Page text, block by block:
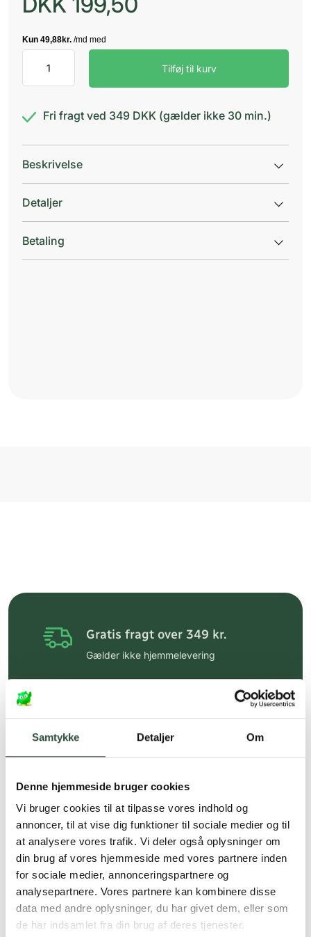
Samtykke Detaljer Om
Denne hjemmeside bruger cookies
Vi bruger cookies til at tilpasse vores indhold og
annoncer, til at vise dig funktioner til sociale medier og til
at analysere vores trafik. Vi deler også oplysninger om
din brug af vores hjemmeside med vores partnere inden
for sociale medier, annonceringspartnere og
analysepartnere. Vores partnere kan kombinere disse
data med andre oplysninger, du har givet dem, eller som
de har indsamlet fra din brug af deres tjenester.
Silhouette
Plus
M
Tilføj til kurv
Fri fragt ved 349 DKK (gælder ikke 30 min.)
Beskrivelse
Detaljer
Betaling
Gratis fragt over 349 kr.
Gælder ikke hjemmelevering
Hurtig levering (30 min. i Kbh)
Faste lave priser*
*Gælder ikke ernæringsprodukter.
Stort udvalg af kendte
produkter
Vi tilbyder et stort udvalg af kendte
cremer, vitaminer og andre spændende
produkter – altid til fast lav pris.